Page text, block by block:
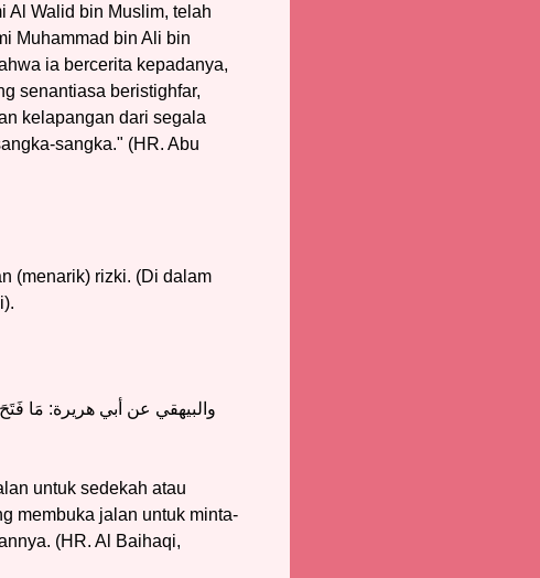
Al Walid bin Muslim, telah
Muhammad bin Ali bin
ia bercerita kepadanya,
senantiasa beristighfar,
kelapangan dari segala
sangka." (HR. Abu
(menarik) rizki. (Di dalam
والبيهقي عن أبي هريرة: مَا
untuk sedekah atau
membuka jalan untuk minta-
(HR. Al Baihaqi,